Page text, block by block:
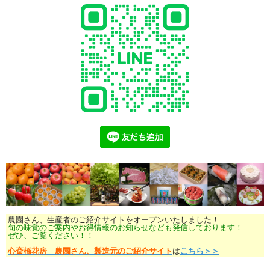
農園さん、生産者のご紹介サイトをオープンいたしました！
旬の味覚のご案内やお得情報のお知らせなども発信しております！
ぜひ、ご覧ください！！
心斎橋花房 農園さん、製造元のご紹介サイト はこちら＞＞